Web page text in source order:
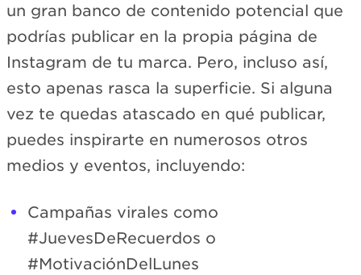
un gran banco de contenido potencial que
podrías publicar en la propia página de
Instagram de tu marca. Pero, incluso así,
esto apenas rasca la superficie. Si alguna
vez te quedas atascado en qué publicar,
puedes inspirarte en numerosos otros
medios y eventos, incluyendo:
Campañas virales como
#JuevesDeRecuerdos o
#MotivaciónDelLunes